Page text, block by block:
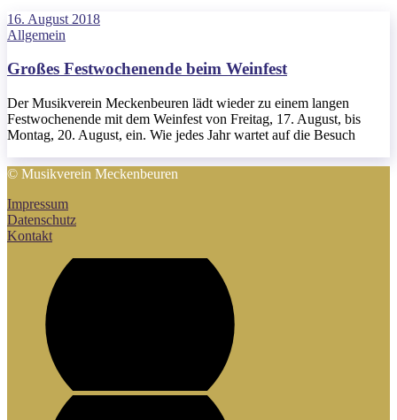
16. August 2018
Allgemein
Großes Festwochenende beim Weinfest
Der Musikverein Meckenbeuren lädt wieder zu einem langen
Festwochenende mit dem Weinfest von Freitag, 17. August, bis
Montag, 20. August, ein. Wie jedes Jahr wartet auf die Besuch
© Musikverein Meckenbeuren
Impressum
Datenschutz
Kontakt